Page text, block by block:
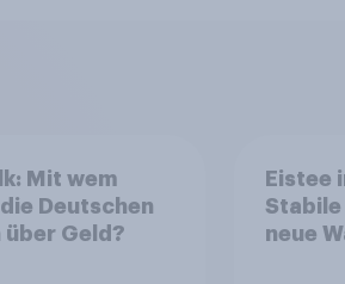
Mit wem
Deutschen
Geld?
Eistee
Stabile
neue